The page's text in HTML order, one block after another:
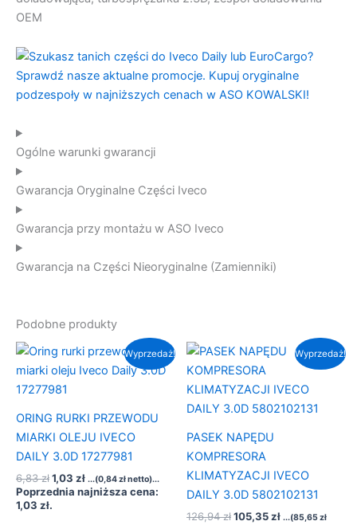
OEM
Ogólne warunki gwarancji
Gwarancja Oryginalne Części Iveco
Gwarancja przy montażu w ASO Iveco
Gwarancja na Części Nieoryginalne (Zamienniki)
Podobne produkty
Wyprzedaż!
ORING RURKI PRZEWODU
MIARKI OLEJU IVECO
DAILY 3.0D 17277981
6,83zł
Pierwotna
cena
wynosiła:
6,83 zł.
1,03 zł
Aktualna
cena
wynosi:
...(0,84złnetto)...
Poprzednia najniższa cena:
1,03 zł.
Wyprzedaż!
PASEK NAPĘDU
KOMPRESORA
KLIMATYZACJI IVECO
DAILY 3.0D 5802102131
126,94zł
Pierwotna
wynosiła:
126,94 zł.
105,35zł
Aktualna
cena
105,35 zł.
...(85,65zł